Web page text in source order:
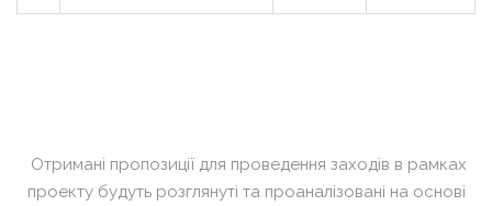
Отримані пропозиції для проведення заходів в рамках
проекту будуть розглянуті та проаналізовані на основі